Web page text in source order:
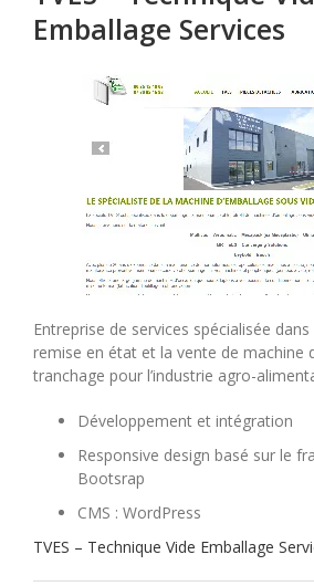
Emballage Services
Entreprise de services spécialisée
remise en état et la vente de machine
tranchage pour l’industrie agro-
Développement et intégration
Responsive design basé sur le
Bootsrap
CMS : WordPress
TVES – Technique Vide Emballage